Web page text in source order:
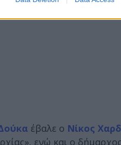
έβαλε ο Νίκος
ενώ και ο